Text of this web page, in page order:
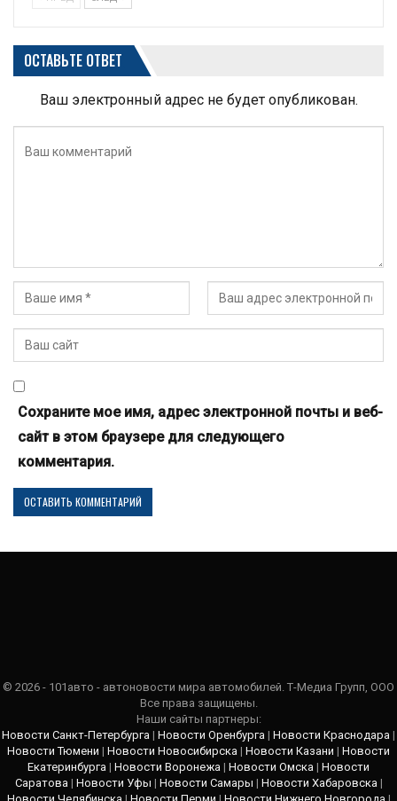
ОСТАВЬТЕ ОТВЕТ
Ваш электронный адрес не будет опубликован.
Сохраните мое имя, адрес электронной почты и веб-
сайт в этом браузере для следующего
комментария.
© 2026 - 101авто - автоновости мира автомобилей. Т-Медиа Групп, ООО
Все права защищены.
Наши сайты партнеры:
Новости Санкт-Петербурга | Новости Оренбурга | Новости Краснодара |
Новости Тюмени | Новости Новосибирска | Новости Казани | Новости
Екатеринбурга | Новости Воронежа | Новости Омска | Новости
Саратова | Новости Уфы | Новости Самары | Новости Хабаровска |